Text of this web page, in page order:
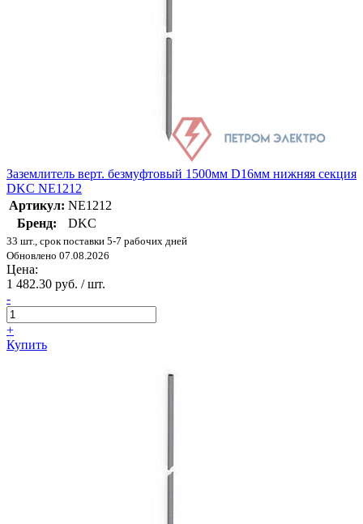
Заземлитель верт. безмуфтовый 1500мм D16мм нижняя секция
DKC NE1212
Артикул: NE1212
Бренд:
DKC
33 шт., срок поставки 5-7 рабочих дней
Обновлено 07.08.2026
Цена:
1 482.30 руб. / шт.
-
+
Купить